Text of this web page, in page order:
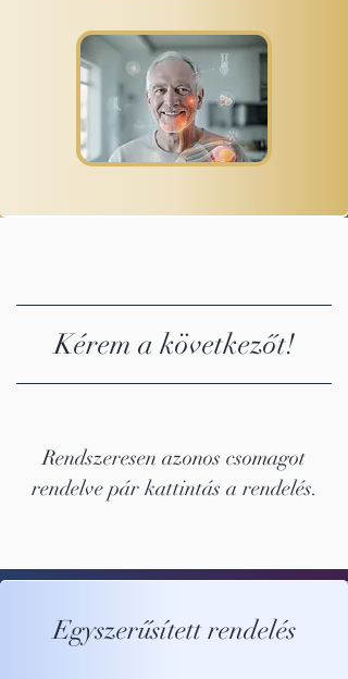
Kérem a következőt!
Rendszeresen azonos csomagot
rendelve pár kattintás a rendelés.
Egyszerűsített rendelés